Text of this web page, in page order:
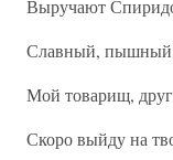
Выручают
Славный,
Мой товарищ, друг
Скоро выйду на